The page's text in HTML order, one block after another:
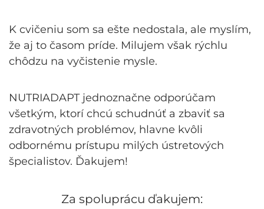
K cvičeniu som sa ešte nedostala, ale myslím,
že aj to časom príde. Milujem však rýchlu
chôdzu na vyčistenie mysle.
NUTRIADAPT jednoznačne odporúčam
všetkým, ktorí chcú schudnúť a zbaviť sa
zdravotných problémov, hlavne kvôli
odbornému prístupu milých ústretových
špecialistov. Ďakujem!
Za spoluprácu ďakujem: